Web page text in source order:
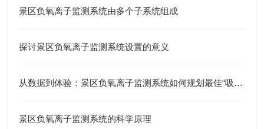
景区负氧离子监测系统由多个子系统组成
探讨景区负氧离子监测系统设置的意义
从数据到体验：景区负氧离子监测系统如何规划最佳“吸氧”路线？
景区负氧离子监测系统的科学原理